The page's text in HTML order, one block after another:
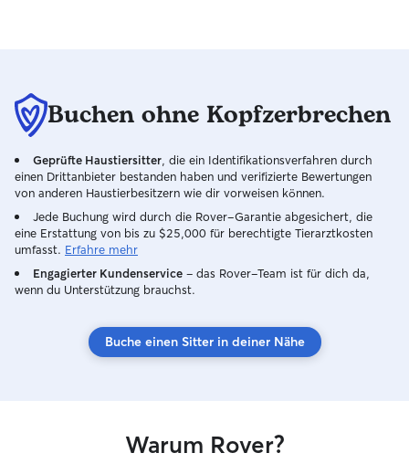
Buchen ohne Kopfzerbrechen
Geprüfte Haustiersitter , die ein Identifikationsverfahren durch
einen Drittanbieter bestanden haben und verifizierte Bewertungen
von anderen Haustierbesitzern wie dir vorweisen können.
Jede Buchung wird durch die Rover-Garantie abgesichert, die
eine Erstattung von bis zu $25,000 für berechtigte Tierarztkosten
umfasst. Erfahre mehr
Engagierter Kundenservice – das Rover-Team ist für dich da,
wenn du Unterstützung brauchst.
Buche einen Sitter in deiner Nähe
Warum Rover?